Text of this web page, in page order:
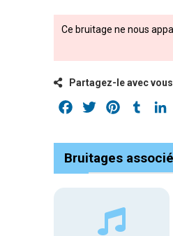
Ce bruitage ne nous
Partagez-le avec
Facebook
Twitter Pinterest
Bruitages